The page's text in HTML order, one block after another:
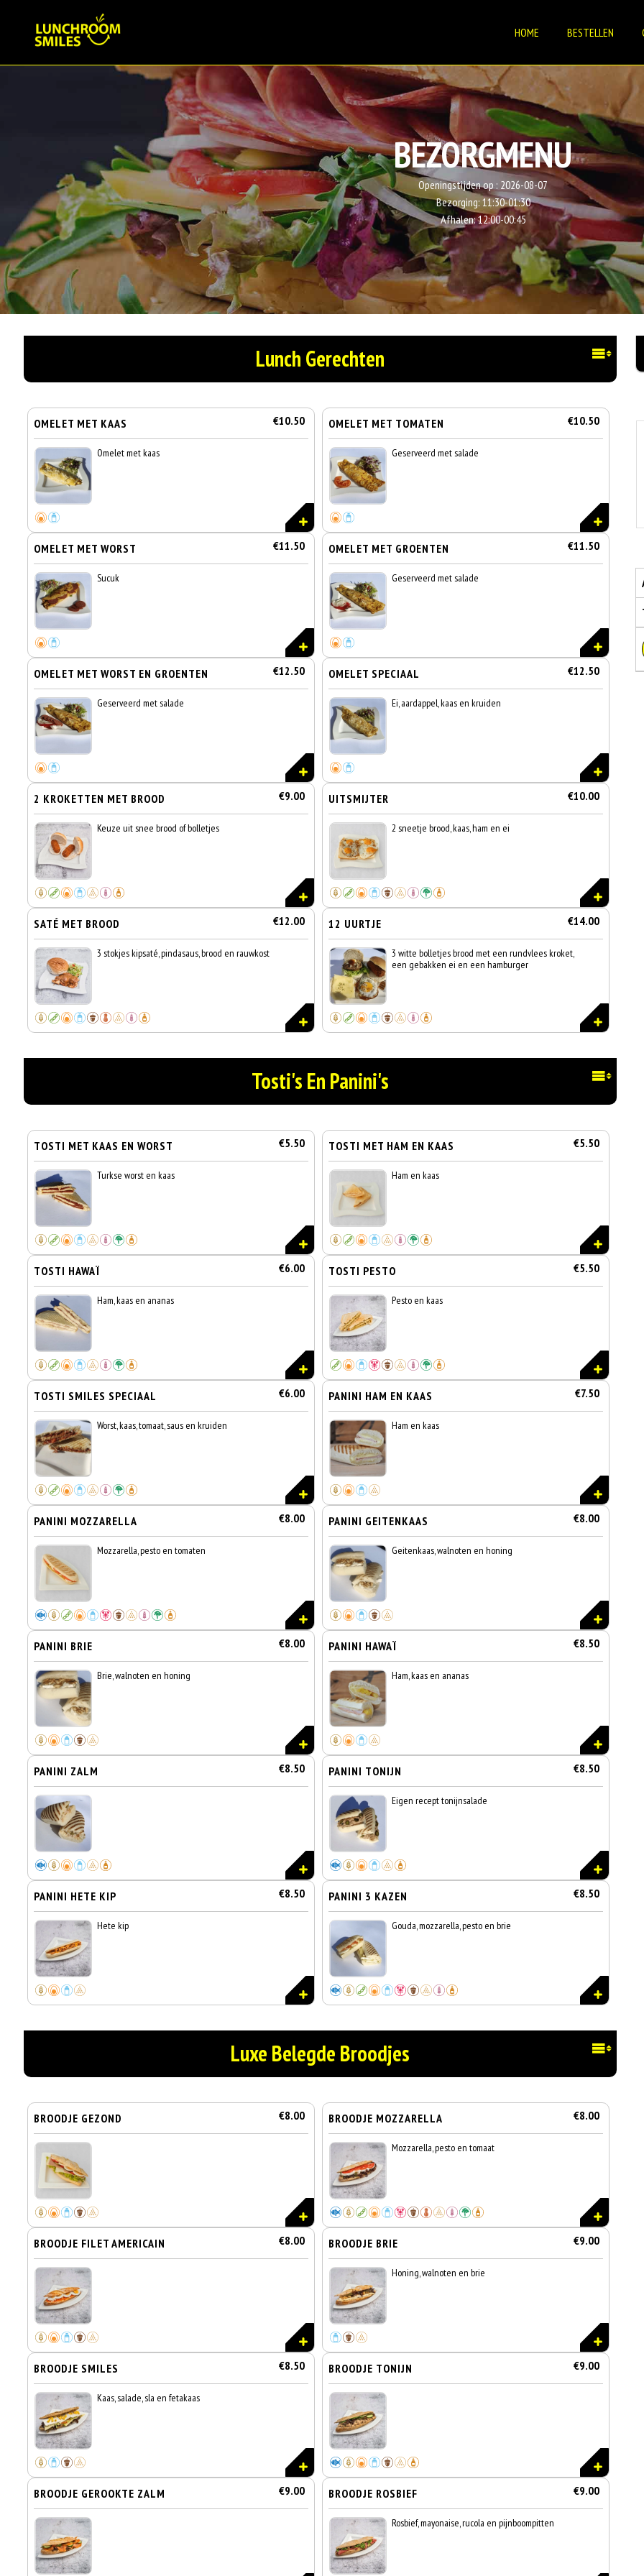
HOME BESTELLEN
BEZORGMENU
Openingstijden op : 2026-08-07
Bezorging: 11:30-01:30
Afhalen:12:00-00:45
Lunch Gerechten
OMELET MET KAAS €10.50
Omelet met kaas
OMELET MET TOMATEN €10.50
Geserveerd met salade
OMELET MET WORST €11.50
Sucuk
OMELET MET GROENTEN €11.50
Geserveerd met salade
OMELET MET WORST EN GROENTEN €12.50
Geserveerd met salade
OMELET SPECIAAL €12.50
Ei, aardappel, kaas en kruiden
2 KROKETTEN MET BROOD €9.00
Keuze uit snee brood of bolletjes
UITSMIJTER €10.00
2 sneetje brood, kaas, ham en ei
SATÉ MET BROOD €12.00
3 stokjes kipsaté, pindasaus, brood en rauwkost
12 UURTJE €14.00
3 witte bolletjes brood met een rundvlees kroket,
een gebakken ei en een hamburger
Tosti's En Panini's
TOSTI MET KAAS EN WORST €5.50
Turkse worst en kaas
TOSTI MET HAM EN KAAS €5.50
Ham en kaas
TOSTI HAWAÏ €6.00
Ham, kaas en ananas
TOSTI PESTO €5.50
Pesto en kaas
TOSTI SMILES SPECIAAL €6.00
Worst, kaas, tomaat, saus en kruiden
PANINI HAM EN KAAS €7.50
Ham en kaas
PANINI MOZZARELLA €8.00
Mozzarella, pesto en tomaten
PANINI GEITENKAAS €8.00
Geitenkaas, walnoten en honing
PANINI BRIE €8.00
Brie, walnoten en honing
PANINI HAWAÏ €8.50
Ham, kaas en ananas
PANINI ZALM €8.50 PANINI TONIJN €8.50
Eigen recept tonijnsalade
PANINI HETE KIP €8.50
Hete kip
PANINI 3 KAZEN €8.50
Gouda, mozzarella, pesto en brie
Luxe Belegde Broodjes
BROODJE GEZOND €8.00 BROODJE MOZZARELLA €8.00
Mozzarella, pesto en tomaat
BROODJE FILET AMERICAIN €8.00 BROODJE BRIE €9.00
Honing, walnoten en brie
BROODJE SMILES €8.50
Kaas, salade, sla en fetakaas
BROODJE TONIJN €9.00
BROODJE GEROOKTE ZALM €9.00 BROODJE ROSBIEF €9.00
Rosbief, mayonaise, rucola en pijnboompitten